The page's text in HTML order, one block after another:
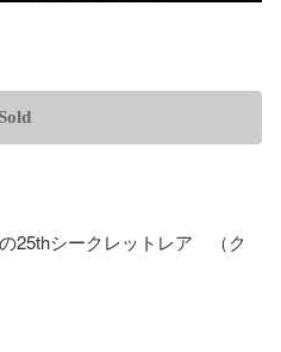
Sold
25thシークレットレア　（ク